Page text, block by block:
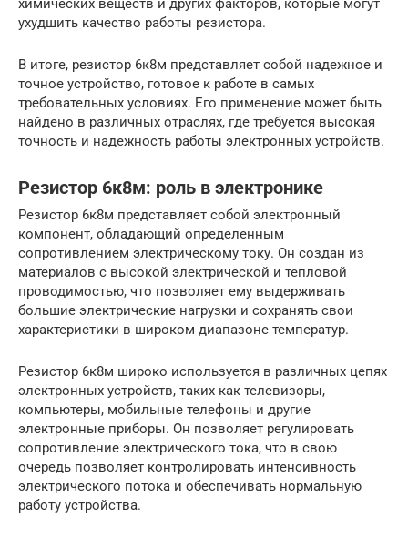
химических веществ и других факторов, которые могут
ухудшить качество работы резистора.
В итоге, резистор 6к8м представляет собой надежное и
точное устройство, готовое к работе в самых
требовательных условиях. Его применение может быть
найдено в различных отраслях, где требуется высокая
точность и надежность работы электронных устройств.
Резистор 6к8м: роль в электронике
Резистор 6к8м представляет собой электронный
компонент, обладающий определенным
сопротивлением электрическому току. Он создан из
материалов с высокой электрической и тепловой
проводимостью, что позволяет ему выдерживать
большие электрические нагрузки и сохранять свои
характеристики в широком диапазоне температур.
Резистор 6к8м широко используется в различных цепях
электронных устройств, таких как телевизоры,
компьютеры, мобильные телефоны и другие
электронные приборы. Он позволяет регулировать
сопротивление электрического тока, что в свою
очередь позволяет контролировать интенсивность
электрического потока и обеспечивать нормальную
работу устройства.